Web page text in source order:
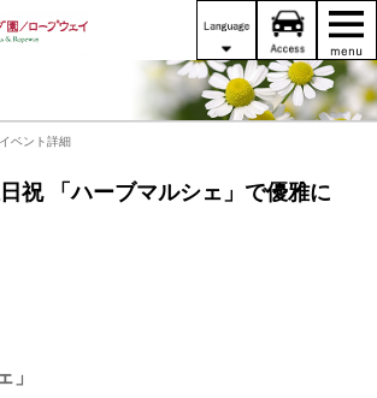
イベント詳細
祝 「ハーブマルシェ」で優雅に
」